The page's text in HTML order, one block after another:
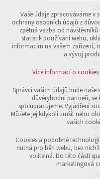
Technická cookies
nutná pro provozování
udržení kontextu
přihlášení, volby jazyka,
analytická pro
návštěvnosti
marketingová cookies
Více informací o cookies
Přijmout
Odmítnout
Vaše údaje zpracováváme v
ochrany osobních údajů z
zpětná vazba od
statistik používání webu,
informacím na vašem zařízení,
a vývoj
Více informací o cookies
Správci vašich údajů bude
důvěryhodní partneři, se
spolupracujeme. Vyjádření
Můžete jej kdykoli zrušit nebo
vašich
Cookies a podobné
nutná pro běh webu, bez
volitelná. Do této části
marketingová